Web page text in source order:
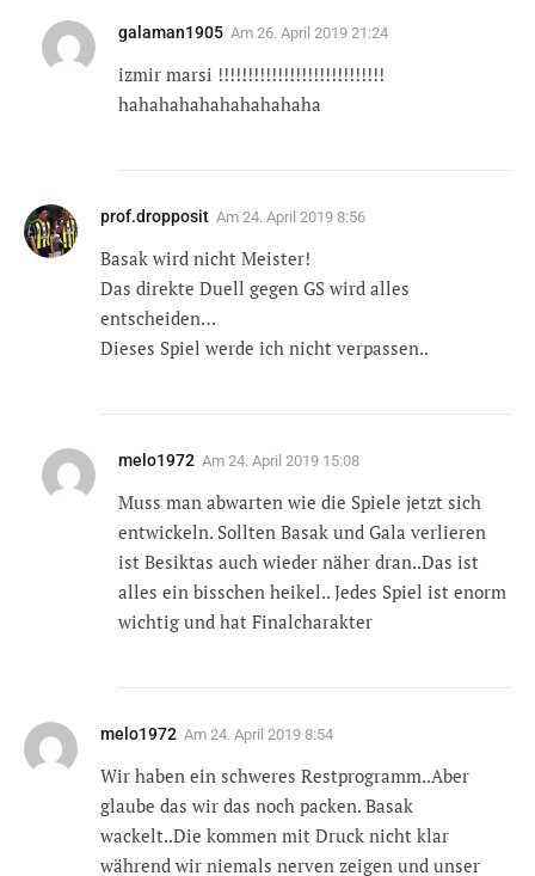
galaman1905 Am 26. April 2019 21:24
izmir marsi !!!!!!!!!!!!!!!!!!!!!!!!!!!!
hahahahahahahahahaha
prof.dropposit Am 24. April 2019 8:56
Basak wird nicht Meister!
Das direkte Duell gegen GS wird alles
entscheiden…
Dieses Spiel werde ich nicht verpassen..
melo1972 Am 24. April 2019 15:08
Muss man abwarten wie die Spiele jetzt sich
entwickeln. Sollten Basak und Gala verlieren
ist Besiktas auch wieder näher dran..Das ist
alles ein bisschen heikel.. Jedes Spiel ist enorm
wichtig und hat Finalcharakter
melo1972 Am 24. April 2019 8:54
Wir haben ein schweres Restprogramm..Aber
glaube das wir das noch packen. Basak
wackelt..Die kommen mit Druck nicht klar
während wir niemals nerven zeigen und unser